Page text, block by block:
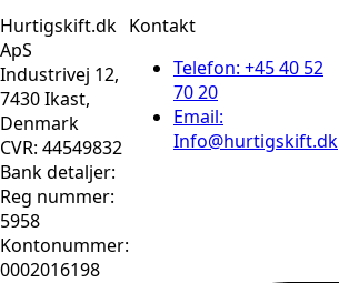
Hurtigskift.dk
ApS
Industrivej 12,
7430 Ikast,
Denmark
CVR: 44549832
Bank detaljer:
Reg nummer:
5958
Kontonummer:
0002016198
Kontakt
Telefon: +45 40 52
70 20
Email:
Info@hurtigskift.dk